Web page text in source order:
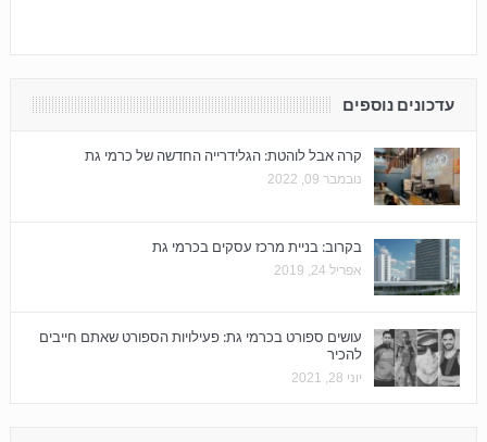
עדכונים נוספים
קרה אבל לוהטת: הגלידרייה החדשה של כרמי גת
נובמבר 09, 2022
בקרוב: בניית מרכז עסקים בכרמי גת
אפריל 24, 2019
עושים ספורט בכרמי גת: פעילויות הספורט שאתם חייבים
להכיר
יוני 28, 2021